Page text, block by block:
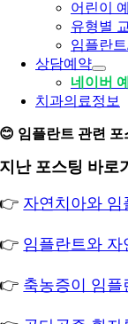
어린이
유형별
임플란
상담예약
네이버
치과의료정보
😊 임플란트 관련 포
지난 포스팅 바로
👉 자연치아와 임
👉 임플란트와
👉 축농증이 임